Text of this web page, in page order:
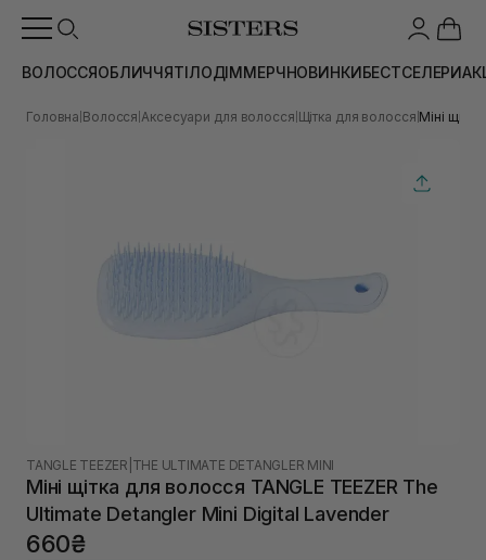
ВОЛОССЯОБЛИЧЧЯТІЛОДІММЕРЧНОВИНКИБЕСТСЕЛЕРИ
Головна Волосся Аксесуари для волосся Щітка для волосся Міні
TANGLE TEEZER THE ULTIMATE DETANGLER MINI
Міні щітка для волосся TANGLE TEEZER The
Ultimate Detangler Mini Digital Lavender
660₴